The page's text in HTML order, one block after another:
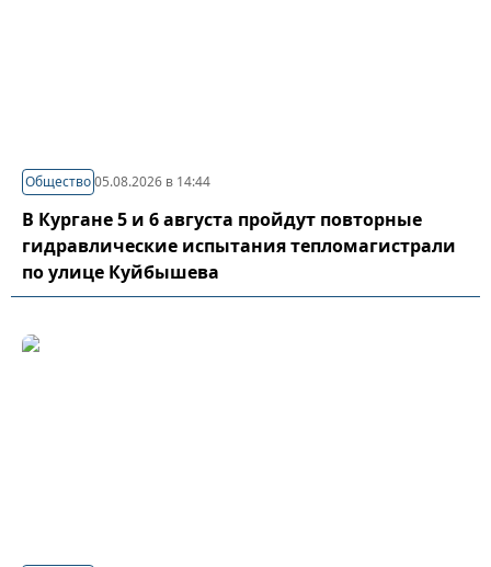
Общество05.08.2026 в 14:44
В Кургане 5 и 6 августа пройдут повторные
гидравлические испытания тепломагистрали
по улице Куйбышева